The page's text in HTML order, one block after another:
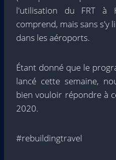
l'utilisation du FRT à
comprend, mais sans s'y
dans les aéroports.
Étant donné que le
lancé cette semaine,
bien vouloir répondre à
2020.
#rebuildingtravel